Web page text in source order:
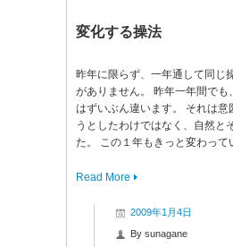
変化する操法
昨年に限らず、一年通して同じ
がありません。 昨年一年間でも
はずいぶん違います。 それは意
うとしたわけではなく、自然と
た。 この１年もきっと変わって
Read More
2009年1月4日
By sunagane